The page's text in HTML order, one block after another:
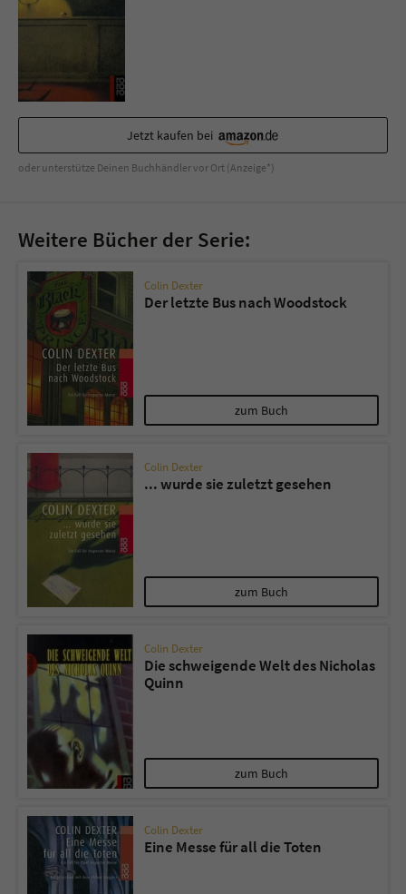
Jetzt kaufen bei
oder unterstütze Deinen Buchhändler vor Ort (Anzeige*)
Weitere Bücher der Serie:
Colin Dexter
Der letzte Bus nach Woodstock
zum Buch
Colin Dexter
... wurde sie zuletzt gesehen
zum Buch
Colin Dexter
Die schweigende Welt des Nicholas
Quinn
zum Buch
Colin Dexter
Eine Messe für all die Toten